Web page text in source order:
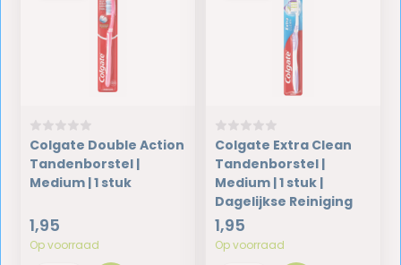
Colgate Double Action
Tandenborstel |
Medium | 1 stuk
1,95
Op voorraad
Colgate Extra Clean
Tandenborstel |
Medium | 1 stuk |
Dagelijkse Reiniging
1,95
Op voorraad